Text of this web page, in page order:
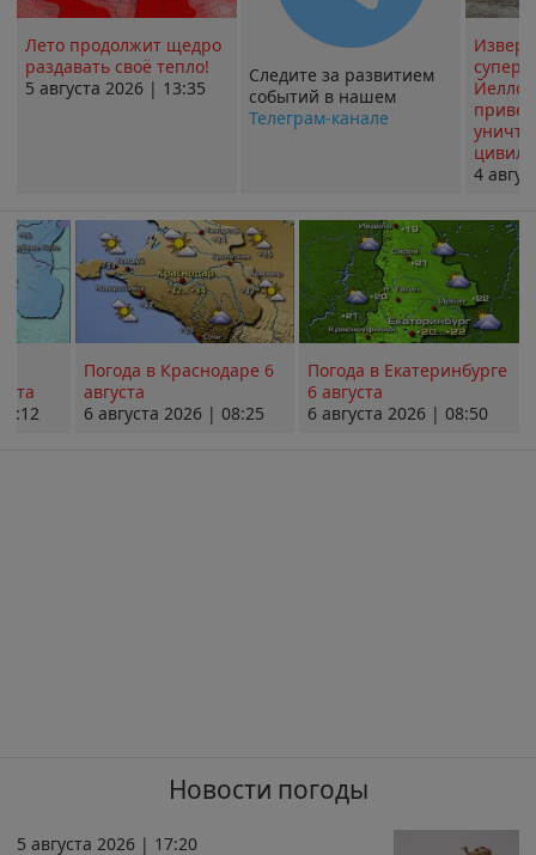
Лето продолжит щедро
раздавать своё тепло!
5 августа 2026 | 13:35
Следите за развитием
событий в нашем
Телеграм-канале
4
Погода в Краснодаре 6
августа
6 августа 2026 | 08:25
Погода в Екатеринбурге
6 августа
6 августа 2026 | 08:50
Новости погоды
5 августа 2026 | 17:20